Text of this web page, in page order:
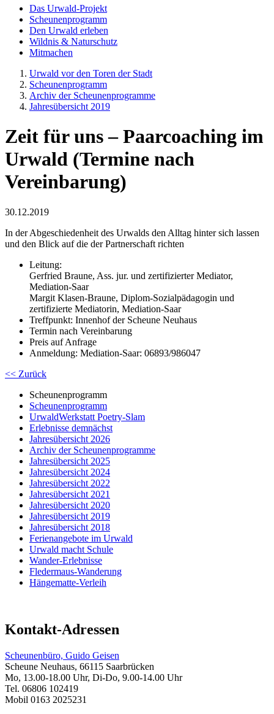
Das Urwald-Projekt
Scheunenprogramm
Den Urwald erleben
Wildnis & Naturschutz
Mitmachen
Urwald vor den Toren der Stadt
Scheunenprogramm
Archiv der Scheunenprogramme
Jahresübersicht 2019
Zeit für uns – Paarcoaching im
Urwald (Termine nach
Vereinbarung)
30.12.2019
In der Abgeschiedenheit des Urwalds den Alltag hinter sich lassen
und den Blick auf die der Partnerschaft richten
Leitung:
Gerfried Braune, Ass. jur. und zertifizierter Mediator,
Mediation-Saar
Margit Klasen-Braune, Diplom-Sozialpädagogin und
zertifizierte Mediatorin, Mediation-Saar
Treffpunkt: Innenhof der Scheune Neuhaus
Termin nach Vereinbarung
Preis auf Anfrage
Anmeldung: Mediation-Saar: 06893/986047
<< Zurück
Scheunenprogramm
Scheunenprogramm
UrwaldWerkstatt Poetry-Slam
Erlebnisse demnächst
Jahresübersicht 2026
Archiv der Scheunenprogramme
Jahresübersicht 2025
Jahresübersicht 2024
Jahresübersicht 2022
Jahresübersicht 2021
Jahresübersicht 2020
Jahresübersicht 2019
Jahresübersicht 2018
Ferienangebote im Urwald
Urwald macht Schule
Wander-Erlebnisse
Fledermaus-Wanderung
Hängematte-Verleih
Kontakt-Adressen
Scheunenbüro, Guido Geisen
Scheune Neuhaus, 66115 Saarbrücken
Mo, 13.00-18.00 Uhr, Di-Do, 9.00-14.00 Uhr
Tel. 06806 102419
Mobil 0163 2025231